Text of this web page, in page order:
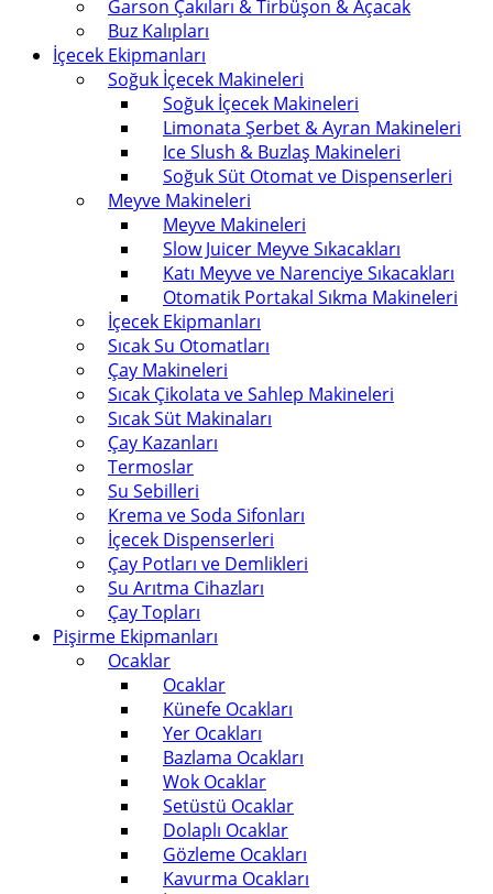
Garson Çakıları & Tirbüşon & Açacak
Buz Kalıpları
İçecek Ekipmanları
Soğuk İçecek Makineleri
Soğuk İçecek Makineleri
Limonata Şerbet & Ayran Makineleri
Ice Slush & Buzlaş Makineleri
Soğuk Süt Otomat ve Dispenserleri
Meyve Makineleri
Meyve Makineleri
Slow Juicer Meyve Sıkacakları
Katı Meyve ve Narenciye Sıkacakları
Otomatik Portakal Sıkma Makineleri
İçecek Ekipmanları
Sıcak Su Otomatları
Çay Makineleri
Sıcak Çikolata ve Sahlep Makineleri
Sıcak Süt Makinaları
Çay Kazanları
Termoslar
Su Sebilleri
Krema ve Soda Sifonları
İçecek Dispenserleri
Çay Potları ve Demlikleri
Su Arıtma Cihazları
Çay Topları
Pişirme Ekipmanları
Ocaklar
Ocaklar
Künefe Ocakları
Yer Ocakları
Bazlama Ocakları
Wok Ocaklar
Setüstü Ocaklar
Dolaplı Ocaklar
Gözleme Ocakları
Kavurma Ocakları